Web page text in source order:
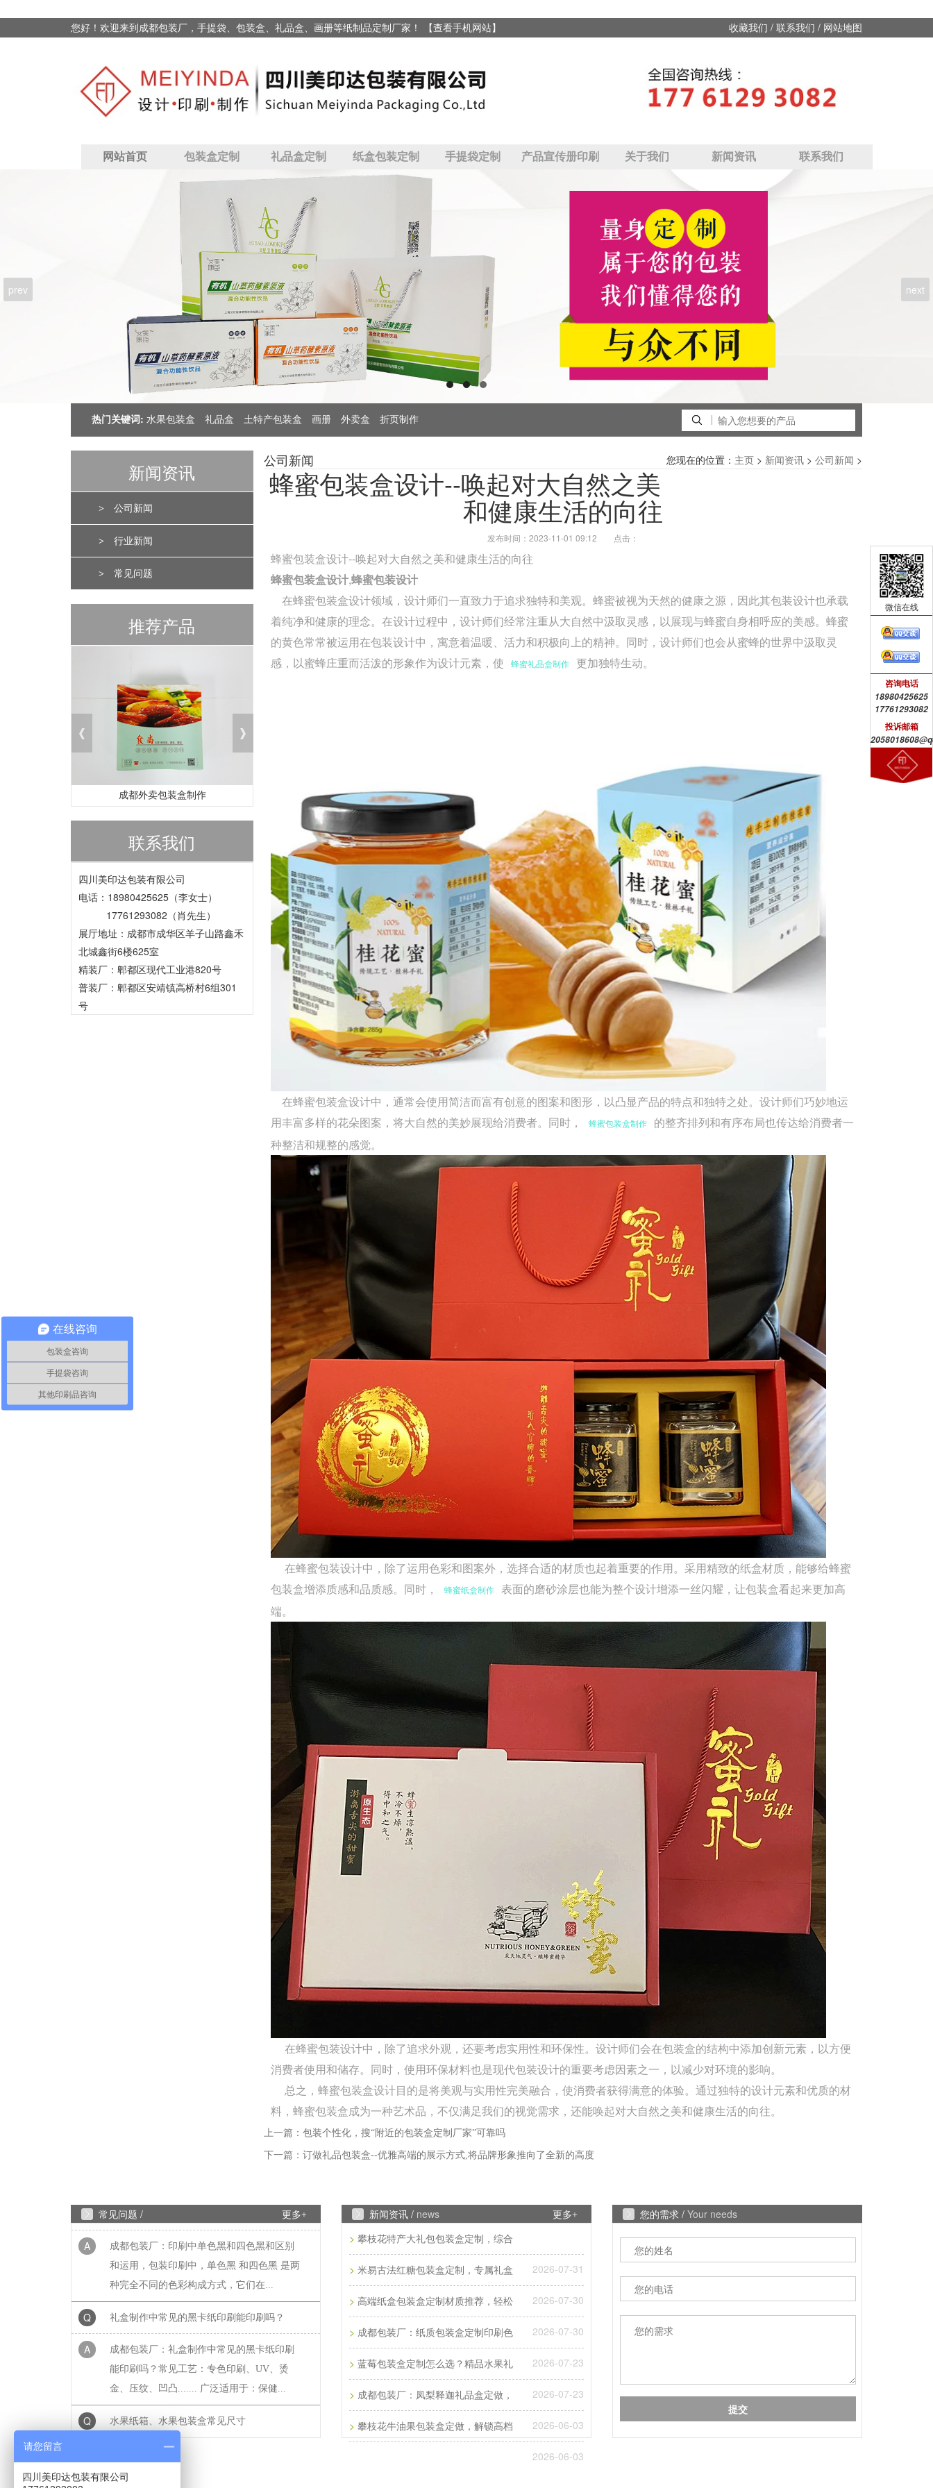
您好！欢迎来到成都包装厂，手提袋、包装盒、礼品盒、画册等纸制品定制厂家！ 【查看手机网站】 收藏我们 / 联系我们 / 网站地图
网站首页 包装盒定制 礼品盒定制 纸盒包装定制 手提袋定制 产品宣传册印刷 关于我们 新闻资讯 联系我们
prev next
热门关键词: 水果包装盒 礼品盒 土特产包装盒 画册 外卖盒 折页制作
新闻资讯
> 公司新闻
> 行业新闻
> 常见问题
推荐产品
成都外卖包装盒制作
联系我们
四川美印达包装有限公司
电话：18980425625（李女士）
17761293082（肖先生）
展厅地址：成都市成华区羊子山路鑫禾
北城鑫街6楼625室
精装厂：郫都区现代工业港820号
普装厂：郫都区安靖镇高桥村6组301
号
公司新闻 您现在的位置： 主页 > 新闻资讯 > 公司新闻 >
蜂蜜包装盒设计--唤起对大自然之美
和健康生活的向往
发布时间：2023-11-01 09:12 点击：
蜂蜜包装盒设计--唤起对大自然之美和健康生活的向往
蜂蜜包装盒设计,蜂蜜包装设计
在蜂蜜包装盒设计领域，设计师们一直致力于追求独特和美观。蜂蜜被视为天然的健康之源，因此其包装设计也承载
着纯净和健康的理念。在设计过程中，设计师们经常注重从大自然中汲取灵感，以展现与蜂蜜自身相呼应的美感。蜂蜜
的黄色常常被运用在包装设计中，寓意着温暖、活力和积极向上的精神。同时，设计师们也会从蜜蜂的世界中汲取灵
感，以蜜蜂庄重而活泼的形象作为设计元素，使
蜂蜜礼品盒制作 更加独特生动。
在蜂蜜包装盒设计中，通常会使用简洁而富有创意的图案和图形，以凸显产品的特点和独特之处。设计师们巧妙地运
用丰富多样的花朵图案，将大自然的美妙展现给消费者。同时，
蜂蜜包装盒制作
的整齐排列和有序布局也传达给消费者一
种整洁和规整的感觉。
在蜂蜜包装设计中，除了运用色彩和图案外，选择合适的材质也起着重要的作用。采用精致的纸盒材质，能够给蜂蜜
包装盒增添质感和品质感。同时，
蜂蜜纸盒制作
表面的磨砂涂层也能为整个设计增添一丝闪耀，让包装盒看起来更加高
端。
在蜂蜜包装设计中，除了追求外观，还要考虑实用性和环保性。设计师们会在包装盒的结构中添加创新元素，以方便
消费者使用和储存。同时，使用环保材料也是现代包装设计的重要考虑因素之一，以减少对环境的影响。
总之，蜂蜜包装盒设计目的是将美观与实用性完美融合，使消费者获得满意的体验。通过独特的设计元素和优质的材
料，蜂蜜包装盒成为一种艺术品，不仅满足我们的视觉需求，还能唤起对大自然之美和健康生活的向往。
上一篇： 包装个性化，搜“附近的包装盒定制厂家”可靠吗
下一篇： 订做礼品包装盒--优雅高端的展示方式,将品牌形象推向了全新的高度
常见问题 / 更多+
成都包装厂：纸质包装盒定制材质厚度选
成都包装厂：纸质包装盒定制材质厚度选择
承重与成本平衡技巧。纸质包装盒定制的厚
成都包装盒定制厂家：包装盒印刷工艺怎么
选？烫金、UV、击凸效果对比，不少商家在
选择包装印刷工艺时，面对烫金、UV、...
A
成都包装厂：印刷中单色黑和四色黑和区别
和运用，包装印刷中，单色黑 和四色黑 是两
种完全不同的色彩构成方式，它们在...
礼盒制作中常见的黑卡纸印刷能印刷吗？
A
成都包装厂：礼盒制作中常见的黑卡纸印刷
能印刷吗？常见工艺：专色印刷、UV、烫
金、压纹、凹凸....... 广泛适用于：保健...
水果纸箱、水果包装盒常见尺寸
A
成都包装厂：水果纸箱、水果包装盒尺寸，
纸箱常见类型：物流纸箱、飞机盒、手提纸
新闻资讯 / news 更多+
> 攀枝花特产大礼包包装盒定制，综合
2026-07-31
> 米易古法红糖包装盒定制，专属礼盒
2026-07-30
> 高端纸盒包装盒定制材质推荐，轻松
2026-07-30
> 成都包装厂：纸质包装盒定制印刷色
2026-07-23
> 蓝莓包装盒定制怎么选？精品水果礼
2026-07-23
> 成都包装厂：凤梨释迦礼品盒定做，
2026-06-03
> 攀枝花牛油果包装盒定做，解锁高档
2026-06-03
您的需求 / Your needs
微信在线
咨询电话
18980425625
17761293082
投诉邮箱
在线咨询
包装盒咨询
手提袋咨询
其他印刷品咨询
请您留言
四川美印达包装有限公司